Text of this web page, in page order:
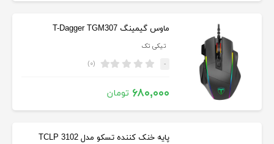
ماوس گیمینگ T-Dagger TGM307
تیکی تک
- (۰)
۶۸۰,۰۰۰ تومان
پایه خنک کننده تسکو مدل TCLP 3102